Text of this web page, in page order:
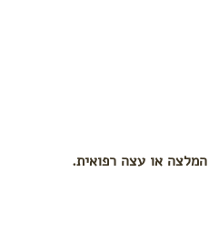
המלצה או עצה רפואית.